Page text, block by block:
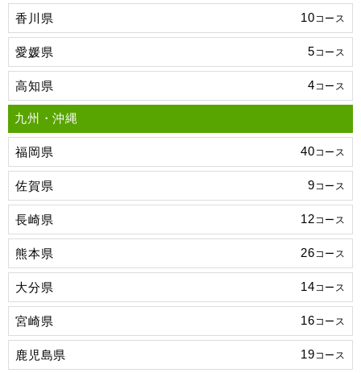
香川県 10コース
愛媛県 5コース
高知県 4コース
九州・沖縄
福岡県 40コース
佐賀県 9コース
長崎県 12コース
熊本県 26コース
大分県 14コース
宮崎県 16コース
鹿児島県 19コース